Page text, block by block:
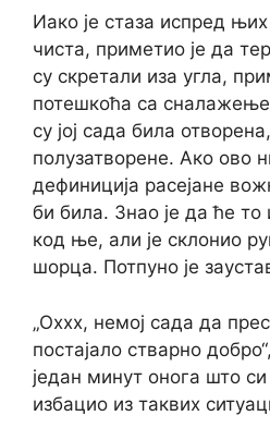
Иако је стаза испред
чиста, приметио је да
су скретали иза угла,
потешкоћа са
су јој сада била
полузатворене. Ако ово
дефиниција расејане
би била. Знао је да ће то
код ње, али је склонио
шорца. Потпуно је
„Оххх, немој сада да
постајало стварно
један минут онога што
избацио из таквих